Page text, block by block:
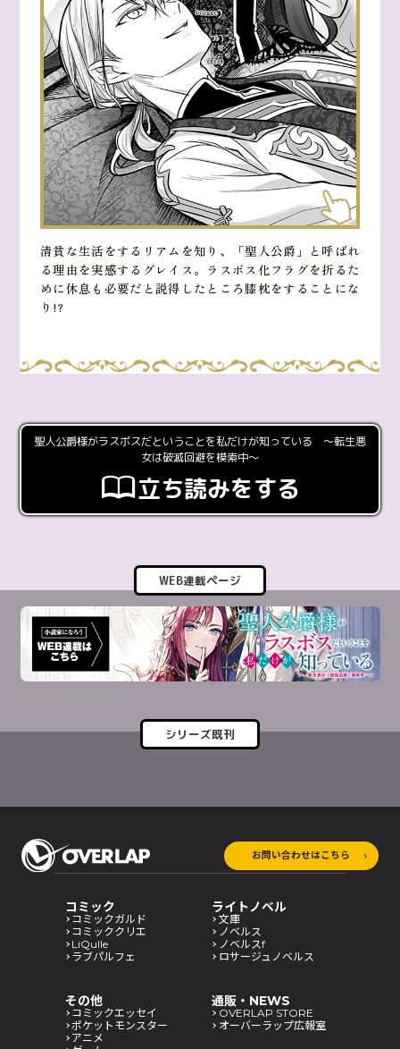
清貧な生活をするリアムを知り、「聖人公爵」と呼ばれ
る理由を実感するグレイス。ラスボス化フラグを折るた
めに休息も必要だと説得したところ膝枕をすることにな
り!?
聖人公爵様がラスボスだということを私だけが知っている ～転生悪
女は破滅回避を模索中～
立ち読みをする
WEB連載ページ
シリーズ既刊
お問い合わせはこちら
コミック
コミックガルド
コミッククリエ
LiQulle
ラブパルフェ
ライトノベル
文庫
ノベルス
ノベルスf
ロサージュノベルス
その他
コミックエッセイ
ポケットモンスター
アニメ
通販・NEWS
OVERLAP STORE
オーバーラップ広報室